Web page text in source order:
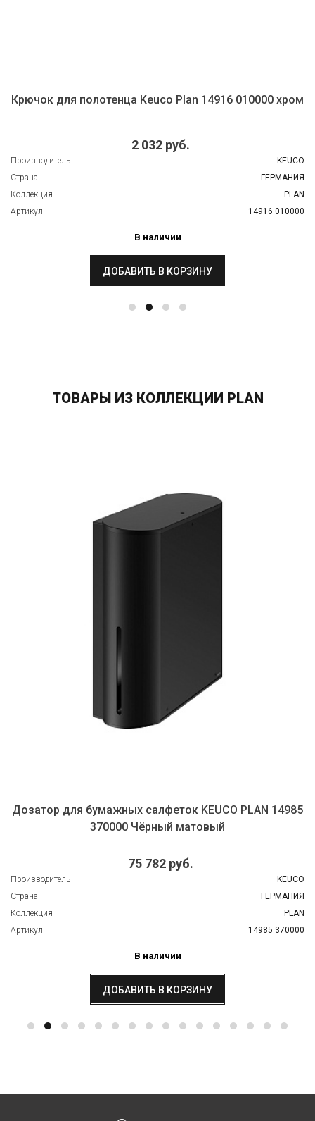
Крючок для полотенца Keuco Plan 14916 010000 хром
2 032 руб.
Производитель
KEUCO
Страна
ГЕРМАНИЯ
Коллекция
PLAN
Артикул
14916 010000
В наличии
ДОБАВИТЬ В КОРЗИНУ
ТОВАРЫ ИЗ КОЛЛЕКЦИИ PLAN
Дозатор для бумажных салфеток KEUCO PLAN 14985
370000 Чёрный матовый
75 782 руб.
Производитель
KEUCO
Страна
ГЕРМАНИЯ
Коллекция
PLAN
Артикул
14985 370000
В наличии
ДОБАВИТЬ В КОРЗИНУ